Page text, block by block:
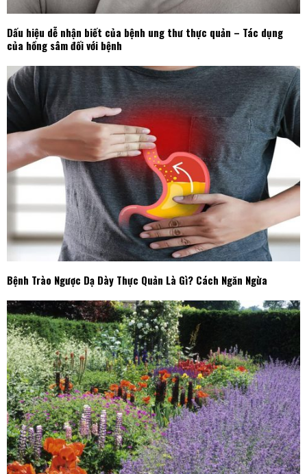
Dấu hiệu dễ nhận biết của bệnh ung thư thực quản – Tác dụng
của hồng sâm đối với bệnh
Bệnh Trào Ngược Dạ Dày Thực Quản Là Gì? Cách Ngăn Ngừa